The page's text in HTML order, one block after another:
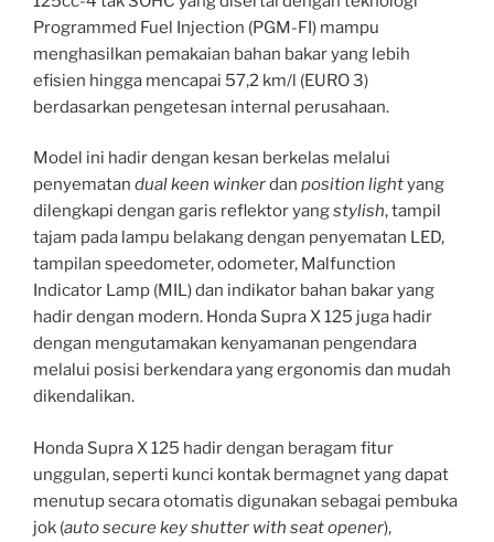
Programmed Fuel Injection (PGM-FI) mampu
menghasilkan pemakaian bahan bakar yang lebih
efisien hingga mencapai 57,2 km/l (EURO 3)
berdasarkan pengetesan internal perusahaan.
Model ini hadir dengan kesan berkelas melalui
penyematan dual keen winkerdan position lightyang
dilengkapi dengan garis reflektor yangstylish, tampil
tajam pada lampu belakang dengan penyematan LED,
tampilan speedometer, odometer, Malfunction
Indicator Lamp (MIL) dan indikator bahan bakar yang
hadir dengan modern. Honda Supra X 125 juga hadir
dengan mengutamakan kenyamanan pengendara
melalui posisi berkendara yang ergonomis dan mudah
dikendalikan.
Honda Supra X 125 hadir dengan beragam fitur
unggulan, seperti kunci kontak bermagnet yang dapat
menutup secara otomatis digunakan sebagai pembuka
jok (auto secure key shutter with seat opener),